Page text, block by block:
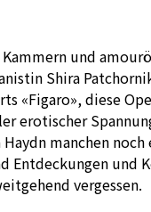
und
Shira
«Figaro», diese
erotischer
manchen
Entdeckungen und
vergessen.